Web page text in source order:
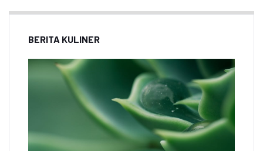
BERITA KULINER